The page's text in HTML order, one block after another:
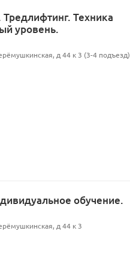
Техника
уровень.
д 44 к 3 (3-4 подъезд)
обучение.
д 44 к 3